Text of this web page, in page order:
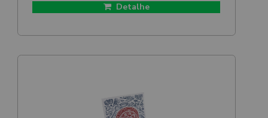
Detalhe